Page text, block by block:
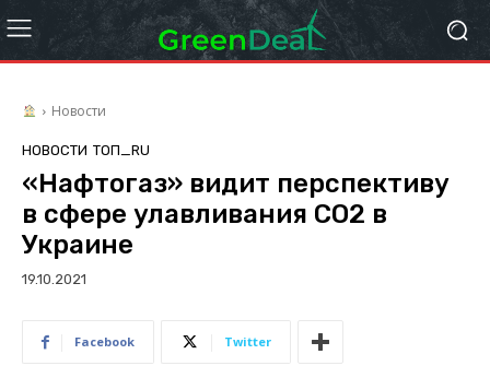
Новости
НОВОСТИ ТОП_RU
«Нафтогаз» видит перспективу
в сфере улавливания СО2 в
Украине
19.10.2021
Facebook Twitter